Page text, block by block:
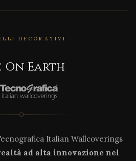
DECORATIVI
On Earth
Italian Wallcoverings
ad alta innovazione nel